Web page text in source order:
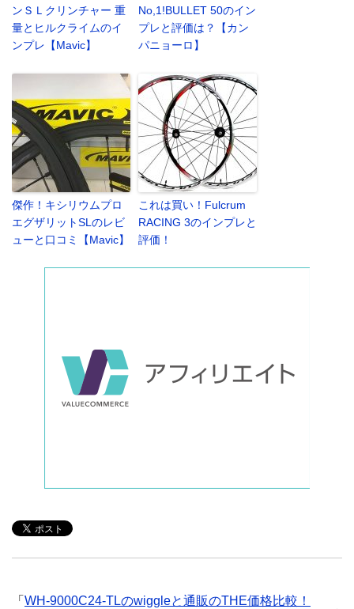
ンＳＬクリンチャー 重
量とヒルクライムのイ
ンプレ【Mavic】
No,1!BULLET 50のイン
プレと評価は？【カン
パニョーロ】
傑作！キシリウムプロ
エグザリットSLのレビ
ューと口コミ【Mavic】
これは買い！Fulcrum
RACING 3のインプレと
評価！
「 WH-9000C24-TLのwiggleと通販のTHE価格比較！